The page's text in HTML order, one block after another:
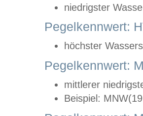
niedrigster
Pegelkennwert:
höchster
Pegelkennwert:
mittlerer
Beispiel: